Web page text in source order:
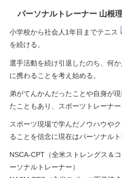
パーソナルトレーナー 山根
小学校から社会人1年目までテニス
を続ける。
選手活動を続け引退したのち、何
に携わることを考え始める。
弟がてんかんだったことや自身が
たこともあり、スポーツトレーナー
スポーツ現場で学んだノウハウや
ることを信念に現在はパーソナル
NSCA-CPT（全米ストレングス＆
ーソナルトレーナー）